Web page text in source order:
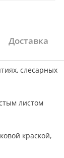
Доставка
слесарных
листом
краской,